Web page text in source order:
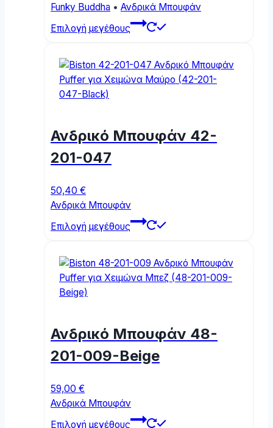
Funky Buddha • Ανδρικά Μπουφάν
Επιλογή μεγέθους
multiple
variants.
be
Ανδρικό Μπουφάν 42-
201-047
50,40 €
Ανδρικά Μπουφάν
Επιλογή μεγέθους
multiple
variants.
be
Ανδρικό Μπουφάν 48-
201-009-Beige
59,00 €
Ανδρικά Μπουφάν
Επιλογή μεγέθους